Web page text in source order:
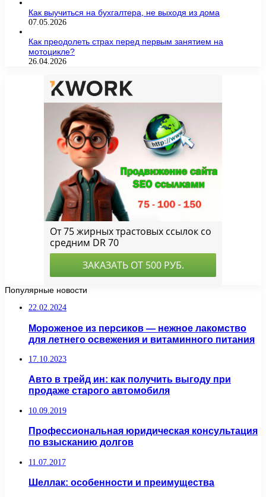
Как выучиться на бухгалтера, не выходя из дома
07.05.2026
Как преодолеть страх перед первым занятием на
мотоцикле?
26.04.2026
Популярные новости
22.02.2024
Мороженое из персиков — нежное лакомство
для летнего освежения и витаминного питания
17.10.2023
Авто в трейд ин: как получить выгоду при
продаже старого автомобиля
10.09.2019
Профессиональная юридическая консультация
по взысканию долгов
11.07.2017
Шеллак: особенности и преимущества